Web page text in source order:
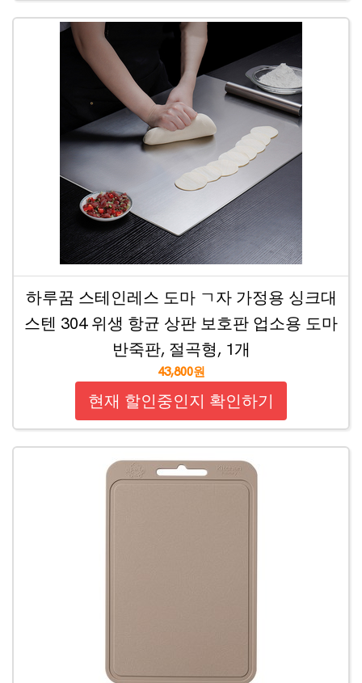
하루꿈 스테인레스 도마 ㄱ자 가정용 싱크대
스텐 304 위생 항균 상판 보호판 업소용 도마
반죽판, 절곡형, 1개
43,800원
현재 할인중인지 확인하기